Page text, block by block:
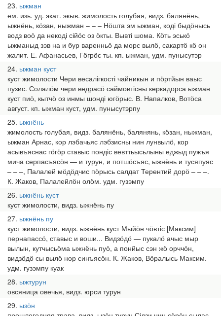
23 ыжман
ем. изь. уд. экат. экыв. жимолость голубая, видз. балянёнь,
ыжнёнь, кӧзан, ныжман – – – Нӧшта эм ыжман, коді быдӧнысь
водз воӧ да некоді сійӧс оз ӧкты. Вывті шома. Кӧть эськӧ
ыжманыд зэв на и бур варенньӧ да морс вылӧ, сакартӧ кӧ он
жалит. Е. Афанасьев, Гӧгрӧс ты. кп. ыжман, удм. пунысутэр
24 ыжман куст
куст жимолости Чери весалігкості чайникын и пӧртйын ваыс
пузис. Солалӧм чери ведрасӧ саймовтісны керкадорса ыжман
куст пиӧ, кытчӧ оз инмы шонді югӧрыс. В. Напалков, Вотӧса
август. кп. ыжман куст, удм. пунысутэрпу
25 ыжнёнь
жимолость голубая, видз. балянёнь, балянянь, кӧзан, ныжман,
ыжман Арнас, кор лэбачьяс лэбзисны нин лунвылӧ, кор
асывъяснас гӧгӧр ставыс пондіс вевттьысьлыны еджыд пужъя
мича серпасъясӧн — и турун, и потшӧсъяс, ыжнёнь и тусяпуяс
– – –, Палалей мӧдӧдчис пӧрысь салдат Терентий дорӧ – – –.
К. Жаков, Палалейлӧн олӧм. удм. гузэмпу
26 ыжнёнь куст
куст жимолости, видз. ыжнёнь пу
27 ыжнёнь пу
куст жимолости, видз. ыжнёнь куст Мыйӧн чӧвтіс [Максим]
пернапассӧ, ставыс и воши... Видзӧдӧ — пукалӧ ачыс мыр
вылын, кутчысьӧма ыжнёнь пуӧ, а понйыс сэн жӧ орччӧн,
видзӧдӧ сы вылӧ нор синъясӧн. К. Жаков, Вӧралысь Максим.
удм. гузэмпу куак
28 ыжтурун
овсяница овечья, видз. юрси турун
29 ызӧн